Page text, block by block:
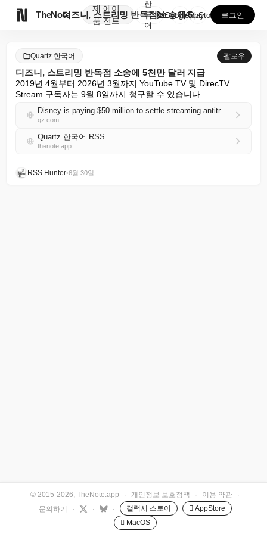
TheNote
제
품
에이
전트
디즈니, 스트리밍 반독점 소송에 5천만 달러 지급
한
국
어
GooglePlay
AppStore 로그인
Quartz 한국어 팔로우
디즈니, 스트리밍 반독점 소송에 5천만 달러 지급
2019년 4월부터 2026년 3월까지 YouTube TV 및 DirecTV
Stream 구독자는 9월 8일까지 청구할 수 있습니다.
Disney is paying $50 million to settle streaming antitrust claims
qz.com
Quartz 한국어 RSS
thenote.app
RSS Hunter•6월 30일
© 2015-2026, TheNote.app · 개인정보 보호정책 · 이용 약관
·
문의하기
· · · 갤럭시 스토어
 AppStore
 MacOS